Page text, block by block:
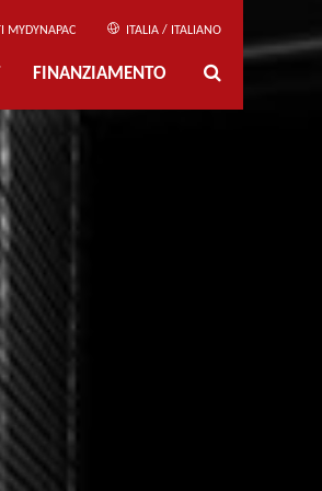
MYDYNAPAC ITALIA / ITALIANO
FINANZIAMENTO